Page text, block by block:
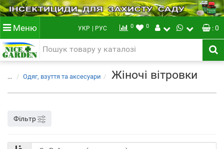
Меню УКР | РУС 0 0 : 0
... Одяг, взуття та аксесуари Жіночі вітровки
Фільтр